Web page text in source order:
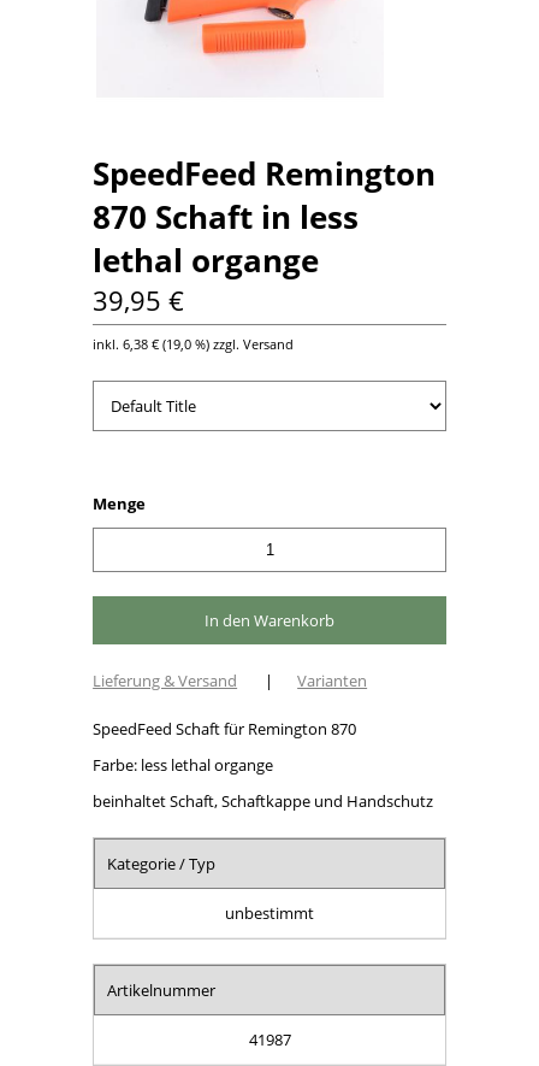
SpeedFeed Remington
870 Schaft in less
lethal organge
39,95 €
inkl.6,38 € (19,0 %) zzgl. Versand
Menge
Lieferung & Versand | Varianten
SpeedFeed Schaft für Remington 870
Farbe: less lethal organge
beinhaltet Schaft, Schaftkappe und Handschutz
Kategorie / Typ
unbestimmt
Artikelnummer
41987